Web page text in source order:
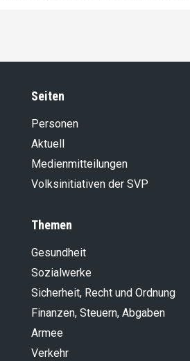
Seiten
Personen
Aktuell
Medienmitteilungen
Volksinitiativen der SVP
Themen
Gesundheit
Sozialwerke
Sicherheit, Recht und Ordnung
Finanzen, Steuern, Abgaben
Armee
Verkehr